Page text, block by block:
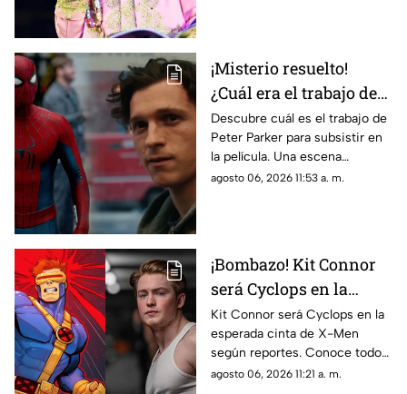
¡Misterio resuelto!
¿Cuál era el trabajo de
Peter Parker en Spider-
man: Brand New Day?
Descubre cuál es el trabajo de
Peter Parker para subsistir en
la película. Una escena
eliminada aclara las dudas de
agosto 06, 2026 11:53 a. m.
¡Bombazo! Kit Connor
será Cyclops en la
película de X-Men
Kit Connor será Cyclops en la
esperada cinta de X-Men
según reportes. Conoce todos
los detalles sobre el fichaje del
agosto 06, 2026 11:21 a. m.